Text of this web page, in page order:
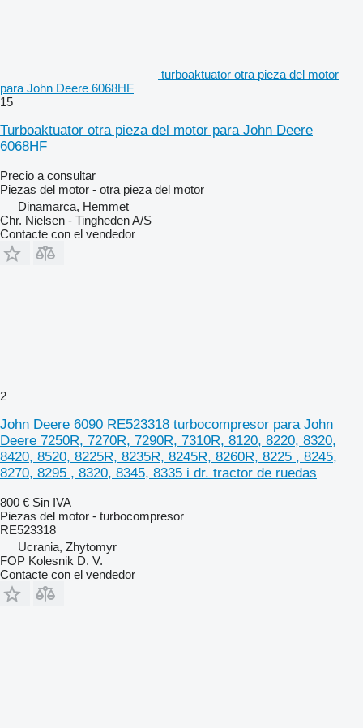
turboaktuator otra pieza del motor
para John Deere 6068HF
15
Turboaktuator otra pieza del motor para John Deere
6068HF
Precio a consultar
Piezas del motor - otra pieza del motor
Dinamarca, Hemmet
Chr. Nielsen - Tingheden A/S
Contacte con el vendedor
2
John Deere 6090 RE523318 turbocompresor para John
Deere 7250R, 7270R, 7290R, 7310R, 8120, 8220, 8320,
8420, 8520, 8225R, 8235R, 8245R, 8260R, 8225 , 8245,
8270, 8295 , 8320, 8345, 8335 i dr. tractor de ruedas
800 € Sin IVA
Piezas del motor - turbocompresor
RE523318
Ucrania, Zhytomyr
FOP Kolesnik D. V.
Contacte con el vendedor